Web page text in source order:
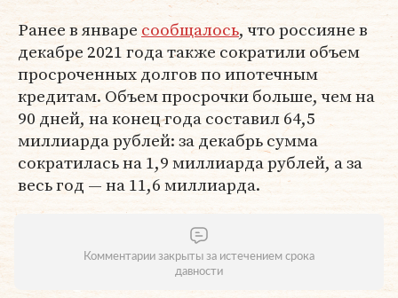
Ранее в январе сообщалось, что россияне в
декабре 2021 года также сократили объем
просроченных долгов по ипотечным
кредитам. Объем просрочки больше, чем на
90 дней, на конец года составил 64,5
миллиарда рублей: за декабрь сумма
сократилась на 1,9 миллиарда рублей, а за
весь год — на 11,6 миллиарда.
Комментарии закрыты за истечением срока
давности